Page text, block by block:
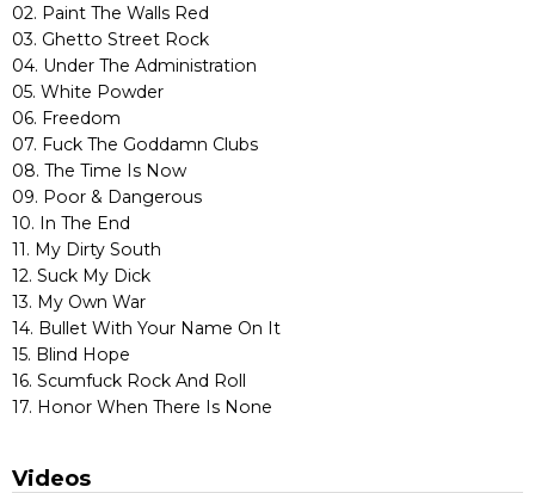
02. Paint The Walls Red
03. Ghetto Street Rock
04. Under The Administration
05. White Powder
06. Freedom
07. Fuck The Goddamn Clubs
08. The Time Is Now
09. Poor & Dangerous
10. In The End
11. My Dirty South
12. Suck My Dick
13. My Own War
14. Bullet With Your Name On It
15. Blind Hope
16. Scumfuck Rock And Roll
17. Honor When There Is None
Videos